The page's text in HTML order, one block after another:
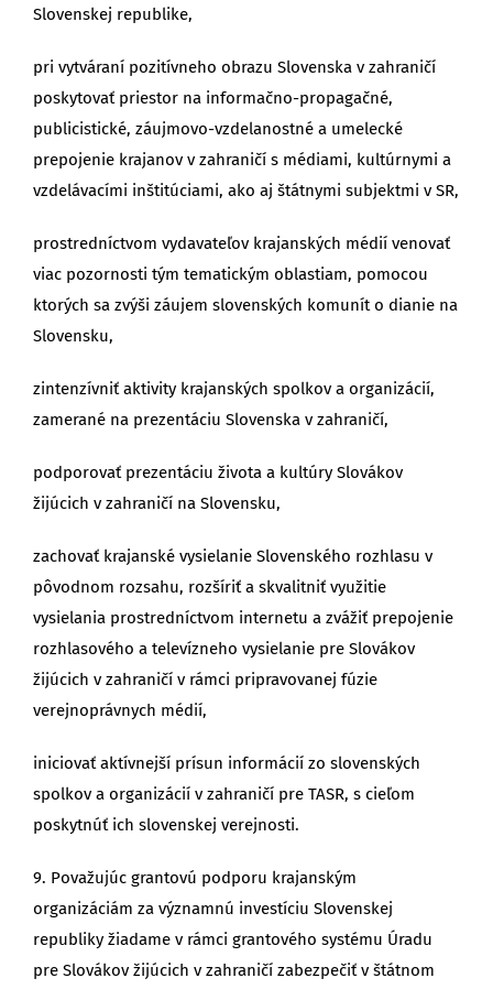
Slovenskej republike,
pri vytváraní pozitívneho obrazu Slovenska v zahraničí
poskytovať priestor na informačno-propagačné,
publicistické, záujmovo-vzdelanostné a umelecké
prepojenie krajanov v zahraničí s médiami, kultúrnymi a
vzdelávacími inštitúciami, ako aj štátnymi subjektmi v SR,
prostredníctvom vydavateľov krajanských médií venovať
viac pozornosti tým tematickým oblastiam, pomocou
ktorých sa zvýši záujem slovenských komunít o dianie na
Slovensku,
zintenzívniť aktivity krajanských spolkov a organizácií,
zamerané na prezentáciu Slovenska v zahraničí,
podporovať prezentáciu života a kultúry Slovákov
žijúcich v zahraničí na Slovensku,
zachovať krajanské vysielanie Slovenského rozhlasu v
pôvodnom rozsahu, rozšíriť a skvalitniť využitie
vysielania prostredníctvom internetu a zvážiť prepojenie
rozhlasového a televízneho vysielanie pre Slovákov
žijúcich v zahraničí v rámci pripravovanej fúzie
verejnoprávnych médií,
iniciovať aktívnejší prísun informácií zo slovenských
spolkov a organizácií v zahraničí pre TASR, s cieľom
poskytnúť ich slovenskej verejnosti.
9. Považujúc grantovú podporu krajanským
organizáciám za významnú investíciu Slovenskej
republiky žiadame v rámci grantového systému Úradu
pre Slovákov žijúcich v zahraničí zabezpečiť v štátnom